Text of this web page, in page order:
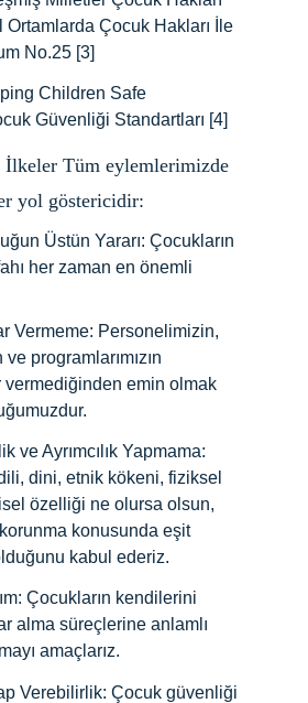
Ortamlarda Çocuk Hakları İle
No.25 [3]
Güvenliği Standartları [4]
yol göstericidir:
her zaman en önemli
Vermeme: Personelimizin,
programlarımızın
vermediğinden emin olmak
ve Ayrımcılık Yapmama:
dini, etnik kökeni, fiziksel
özelliği ne olursa olsun,
konusunda eşit
kabul ederiz.
alma süreçlerine anlamlı
amaçlarız.
Verebilirlik: Çocuk güvenliği